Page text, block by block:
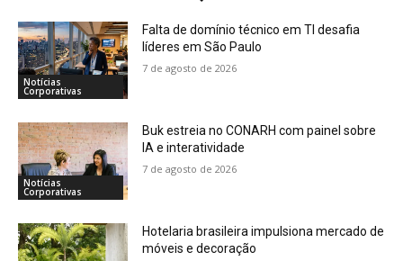
Notícias
Corporativas
Falta de domínio técnico em TI desafia
líderes em São Paulo
7 de agosto de 2026
Notícias
Corporativas
Buk estreia no CONARH com painel sobre
IA e interatividade
7 de agosto de 2026
Hotelaria brasileira impulsiona mercado de
móveis e decoração